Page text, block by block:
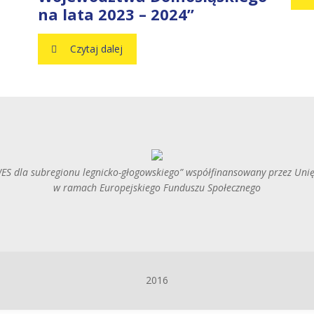
na lata 2023 – 2024”
Czytaj dalej
dla subregionu legnicko-głogowskiego” współfinansowany przez
w ramach Europejskiego Funduszu Społecznego
2016